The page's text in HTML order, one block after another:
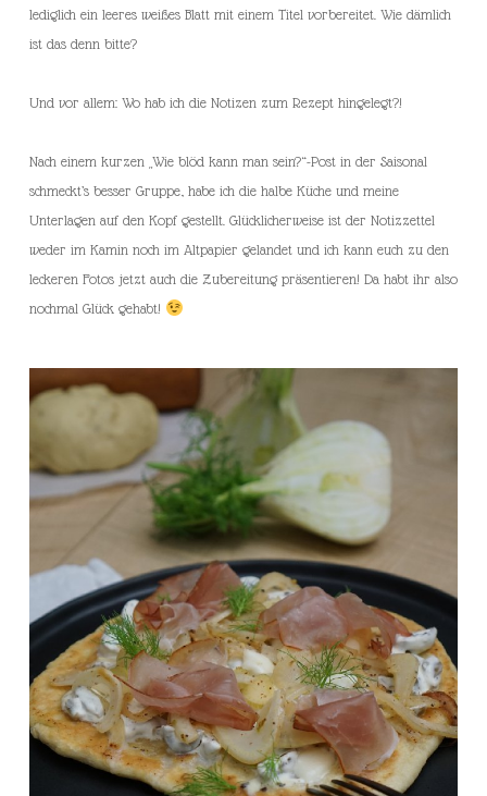
lediglich ein leeres weißes Blatt mit einem Titel vorbereitet. Wie dämlich
ist das denn bitte?
Und vor allem: Wo hab ich die Notizen zum Rezept hingelegt?!
Nach einem kurzen „Wie blöd kann man sein?“-Post in der Saisonal
schmeckt’s besser Gruppe, habe ich die halbe Küche und meine
Unterlagen auf den Kopf gestellt. Glücklicherweise ist der Notizzettel
weder im Kamin noch im Altpapier gelandet und ich kann euch zu den
leckeren Fotos jetzt auch die Zubereitung präsentieren! Da habt ihr also
nochmal Glück gehabt!